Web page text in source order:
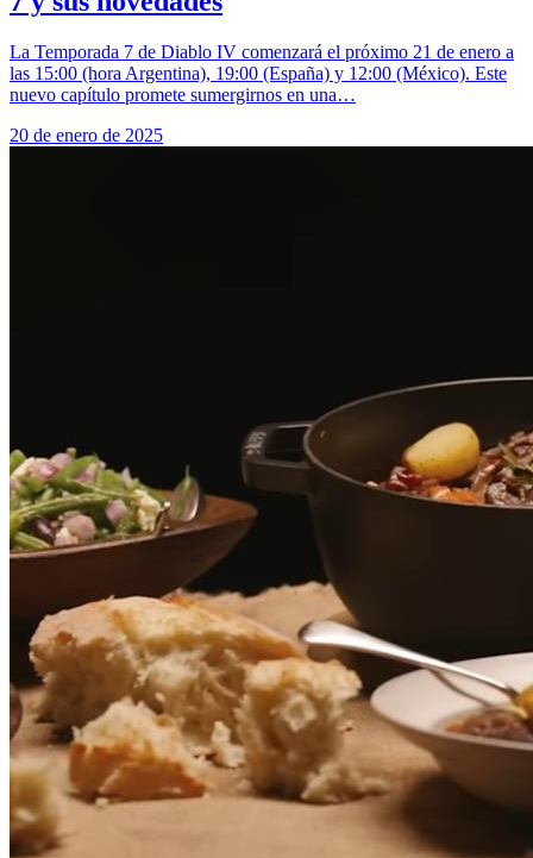
La Temporada 7 de Diablo IV comenzará el próximo 21 de enero a
las 15:00 (hora Argentina), 19:00 (España) y 12:00 (México). Este
nuevo capítulo promete sumergirnos en una…
20 de enero de 2025